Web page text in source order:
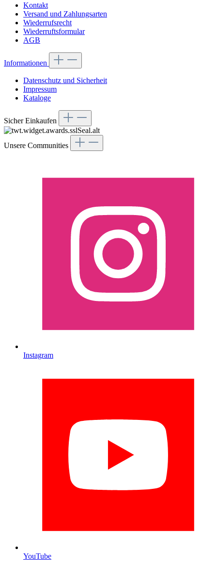
Kontakt
Versand und Zahlungsarten
Wiederrufsrecht
Wiederruftsformular
AGB
Informationen
Datenschutz und Sicherheit
Impressum
Kataloge
Sicher Einkaufen
Unsere Communities
Instagram
YouTube